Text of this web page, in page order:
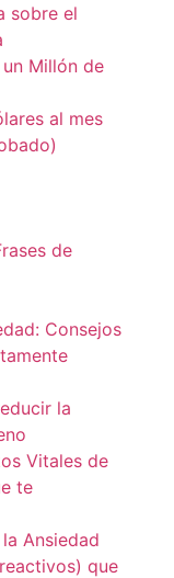
sobre el
Millón de
al mes
de
Consejos
la
Vitales de
te
Ansiedad
que